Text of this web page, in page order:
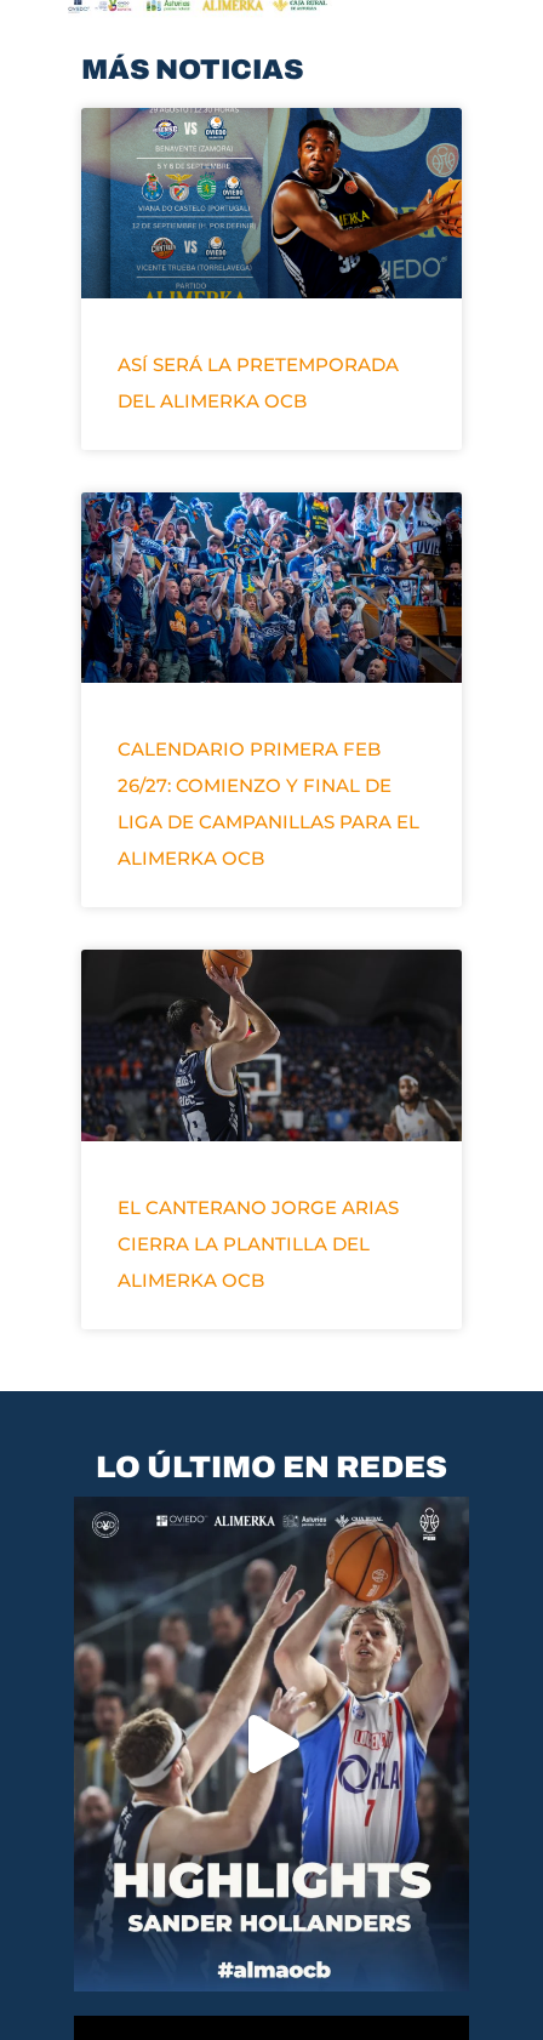
MÁS NOTICIAS
ASÍ SERÁ LA PRETEMPORADA
DEL ALIMERKA OCB
CALENDARIO PRIMERA FEB
26/27: COMIENZO Y FINAL DE
LIGA DE CAMPANILLAS PARA EL
ALIMERKA OCB
EL CANTERANO JORGE ARIAS
CIERRA LA PLANTILLA DEL
ALIMERKA OCB
LO ÚLTIMO EN REDES